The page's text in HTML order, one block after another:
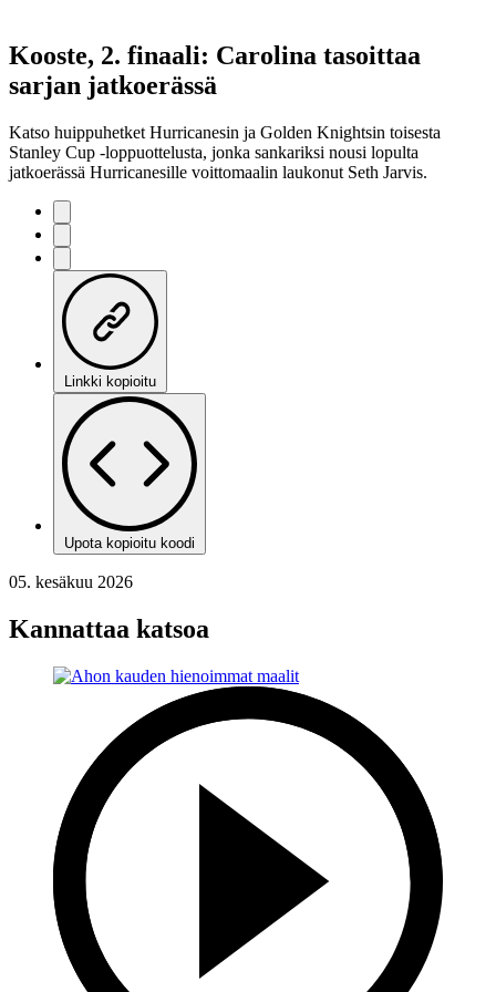
Kooste, 2. finaali: Carolina tasoittaa
sarjan jatkoerässä
Katso huippuhetket Hurricanesin ja Golden Knightsin toisesta
Stanley Cup -loppuottelusta, jonka sankariksi nousi lopulta
jatkoerässä Hurricanesille voittomaalin laukonut Seth Jarvis.
Linkki kopioitu
Upota kopioitu koodi
05. kesäkuu 2026
Kannattaa katsoa